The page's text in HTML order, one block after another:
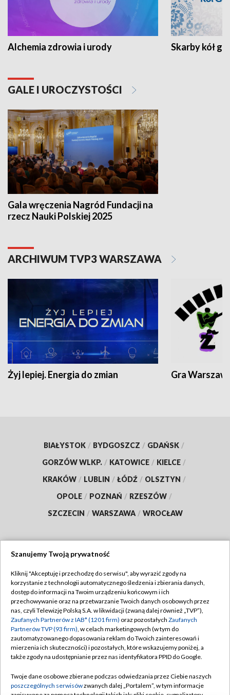
Alchemia zdrowia i urody Skarby kół
GALE I UROCZYSTOŚCI
Gala wręczenia Nagród Fundacji na
rzecz Nauki Polskiej 2025
ARCHIWUM TVP3 WARSZAWA
Żyj lepiej. Energia do zmian Gra
BIAŁYSTOK / BYDGOSZCZ / GDAŃSK /
GORZÓW WLKP. / KATOWICE / KIELCE /
KRAKÓW / LUBLIN / ŁÓDŹ / OLSZTYN /
OPOLE / POZNAŃ / RZESZÓW /
SZCZECIN / WARSZAWA / WROCŁAW
TVP
Abonament TVP
Emisja w TVP
Centrum informacji TVP
Naziemna Telewizja Cyfrowa
Rada Programowa
Regulamin TVP
Polityka prywatności
Moje zgody
Pomoc
Kontakt
Szanujemy Twoją prywatność
Kliknij "Akceptuję i przechodzę do serwisu", aby wyrazić zgody na
korzystanie z technologii automatycznego śledzenia i zbierania danych,
dostęp do informacji na Twoim urządzeniu końcowym i ich
przechowywanie oraz na przetwarzanie Twoich danych osobowych przez
nas, czyli Telewizję Polską S.A. w likwidacji (zwaną dalej również „TVP”),
Zaufanych Partnerów z IAB* (1201 firm) oraz pozostałych Zaufanych
Partnerów TVP (93 firm), w celach marketingowych (w tym do
zautomatyzowanego dopasowania reklam do Twoich zainteresowań i
mierzenia ich skuteczności) i pozostałych, które wskazujemy poniżej, a
także zgody na udostępnianie przez nas identyfikatora PPID do Google.
Twoje dane osobowe zbierane podczas odwiedzania przez Ciebie naszych
poszczególnych serwisówzwanych dalej „Portalem”, w tym informacje